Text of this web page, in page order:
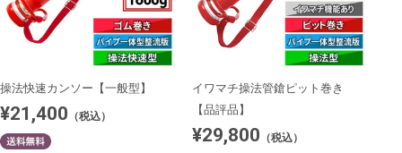
操法快速カンソー【一般型】
¥21,400 （税込）
イワマチ操法管鎗ピット巻き
【品評品】
¥29,800 （税込）